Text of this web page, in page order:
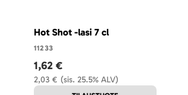
Hot Shot -lasi 7 cl
11233
(sis. 25.5% ALV)
2,03 €
1,62 €